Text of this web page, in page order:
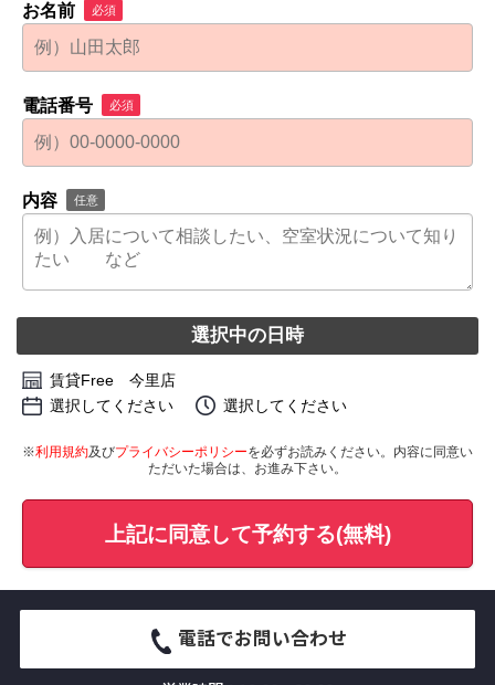
お名前 必須
電話番号 必須
内容 任意
選択中の日時
賃貸Free 今里店
選択してください
選択してください
※利用規約及びプライバシーポリシーを必ずお読みください。内容に同意い
ただいた場合は、お進み下さい。
上記に同意して予約する(無料)
電話でお問い合わせ